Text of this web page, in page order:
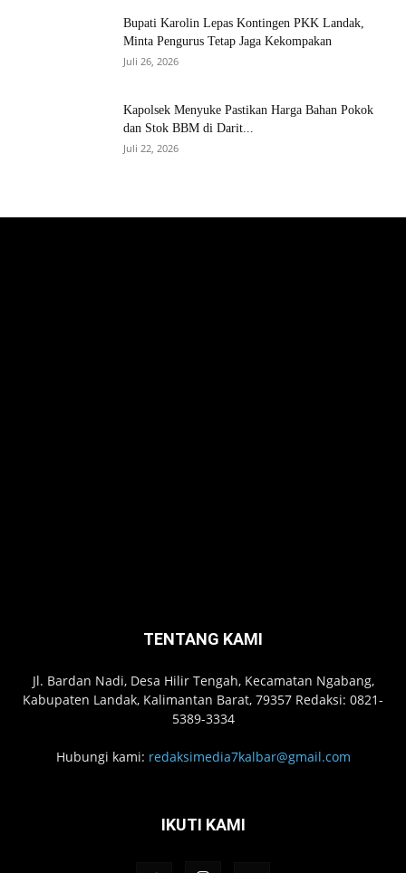
Bupati Karolin Lepas Kontingen PKK Landak,
Minta Pengurus Tetap Jaga Kekompakan
Juli 26, 2026
Kapolsek Menyuke Pastikan Harga Bahan Pokok
dan Stok BBM di Darit...
Juli 22, 2026
TENTANG KAMI
Jl. Bardan Nadi, Desa Hilir Tengah, Kecamatan Ngabang,
Kabupaten Landak, Kalimantan Barat, 79357 Redaksi: 0821-
5389-3334
Hubungi kami: redaksimedia7kalbar@gmail.com
IKUTI KAMI